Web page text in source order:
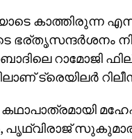
കാത്തിരുന്ന
ഭര്തൃസന്ദര്‍ശനം
റാമോജി
ട്രെയിലര്‍
കഥാപാത്രമായി
പൃഥ്വിരാജ്